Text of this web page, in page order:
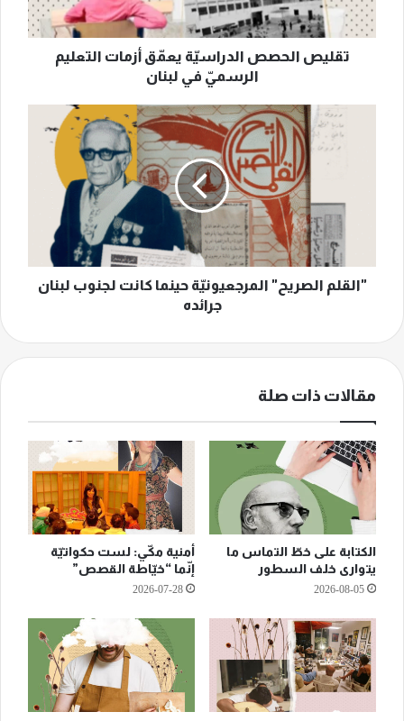
في
لبنان
تقليص الحصص الدراسيّة يعمّق أزمات التعليم
الرسميّ في لبنان
الصريح"
المرجعيونيّة
لجنوب
"القلم الصريح" المرجعيونيّة حينما كانت لجنوب لبنان
جرائده
مقالات ذات صلة
الكتابة على خطّ التماس ما
يتوارى خلف السطور
2026-08-05
أمنية مكّي: لست حكواتيّة
إنّما “خيّاطة القصص”
2026-07-28